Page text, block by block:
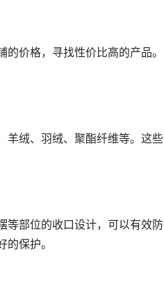
价格，寻找性价比高的产品。
羊绒、羽绒、聚酯纤维等。这些
等部位的收口设计，可以有效防
保护。